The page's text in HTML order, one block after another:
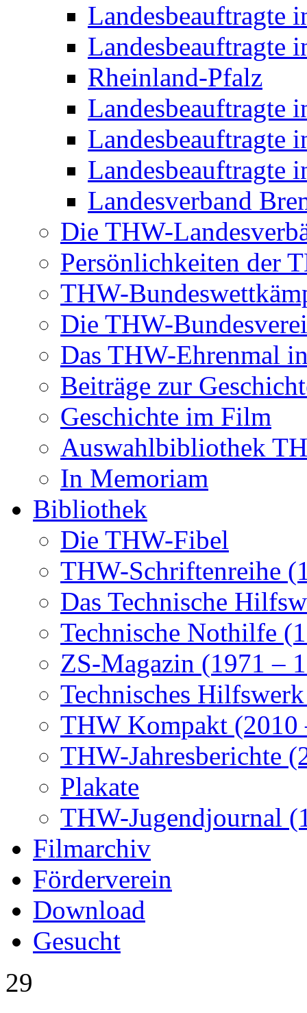
Landesbeauftragte
Landesbeauftragte
Rheinland-Pfalz
Landesbeauftragte
Landesbeauftragte
Landesbeauftragte
Landesverband
Die THW-
Persönlichkeiten der
THW-
Die THW-
Das THW-Ehrenmal
Beiträge zur
Geschichte im Film
Auswahlbibliothek
In Memoriam
Bibliothek
Die THW-Fibel
THW-Schriftenreihe
Das Technische
Technische Nothilfe
ZS-Magazin (1971 –
Technisches
THW Kompakt (2010
THW-Jahresberichte
Plakate
THW-Jugendjournal
Filmarchiv
Förderverein
Download
Gesucht
29